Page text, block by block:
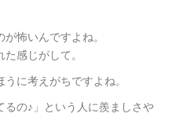
怖いんですよね。
感じがして。
に考えがちですよね。
るの♪」という人に羨ましさや